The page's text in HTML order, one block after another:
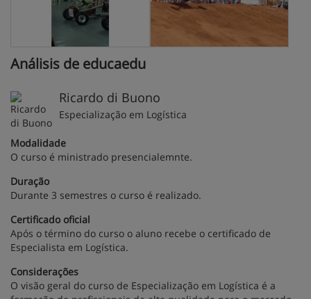
Análisis de educaedu
Ricardo di Buono
Especialização em Logística
Modalidade
O curso é ministrado presencialemnte.
Duração
Durante 3 semestres o curso é realizado.
Certificado oficial
Após o término do curso o aluno recebe o certificado de
Especialista em Logística.
Considerações
O visão geral do curso de Especialização em Logística é a